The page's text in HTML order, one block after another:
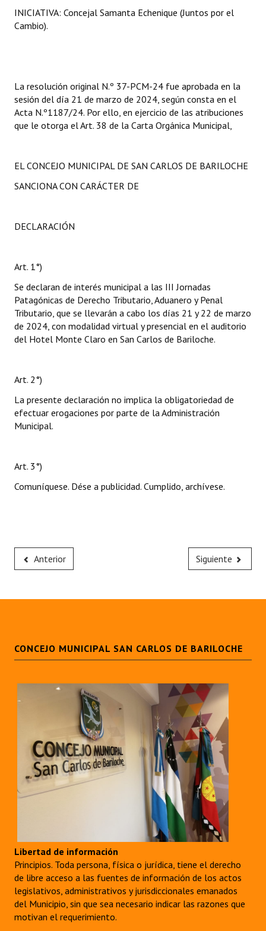
INICIATIVA: Concejal Samanta Echenique (Juntos por el
Cambio).
La resolución original N.º 37-PCM-24 fue aprobada en la
sesión del día 21 de marzo de 2024, según consta en el
Acta N.º1187/24. Por ello, en ejercicio de las atribuciones
que le otorga el Art. 38 de la Carta Orgánica Municipal,
EL CONCEJO MUNICIPAL DE SAN CARLOS DE BARILOCHE
SANCIONA CON CARÁCTER DE
DECLARACIÓN
Art. 1°)
Se declaran de interés municipal a las III Jornadas
Patagónicas de Derecho Tributario, Aduanero y Penal
Tributario, que se llevarán a cabo los días 21 y 22 de marzo
de 2024, con modalidad virtual y presencial en el auditorio
del Hotel Monte Claro en San Carlos de Bariloche.
Art. 2°)
La presente declaración no implica la obligatoriedad de
efectuar erogaciones por parte de la Administración
Municipal.
Art. 3°)
Comuníquese. Dése a publicidad. Cumplido, archívese.
Anterior Siguiente
CONCEJO MUNICIPAL SAN CARLOS DE BARILOCHE
Libertad de información
Principios. Toda persona, física o jurídica, tiene el derecho
de libre acceso a las fuentes de información de los actos
legislativos, administrativos y jurisdiccionales emanados
del Municipio, sin que sea necesario indicar las razones que
motivan el requerimiento.